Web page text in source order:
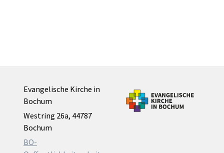
Evangelische Kirche in
Bochum
Westring 26a, 44787
Bochum
BO-